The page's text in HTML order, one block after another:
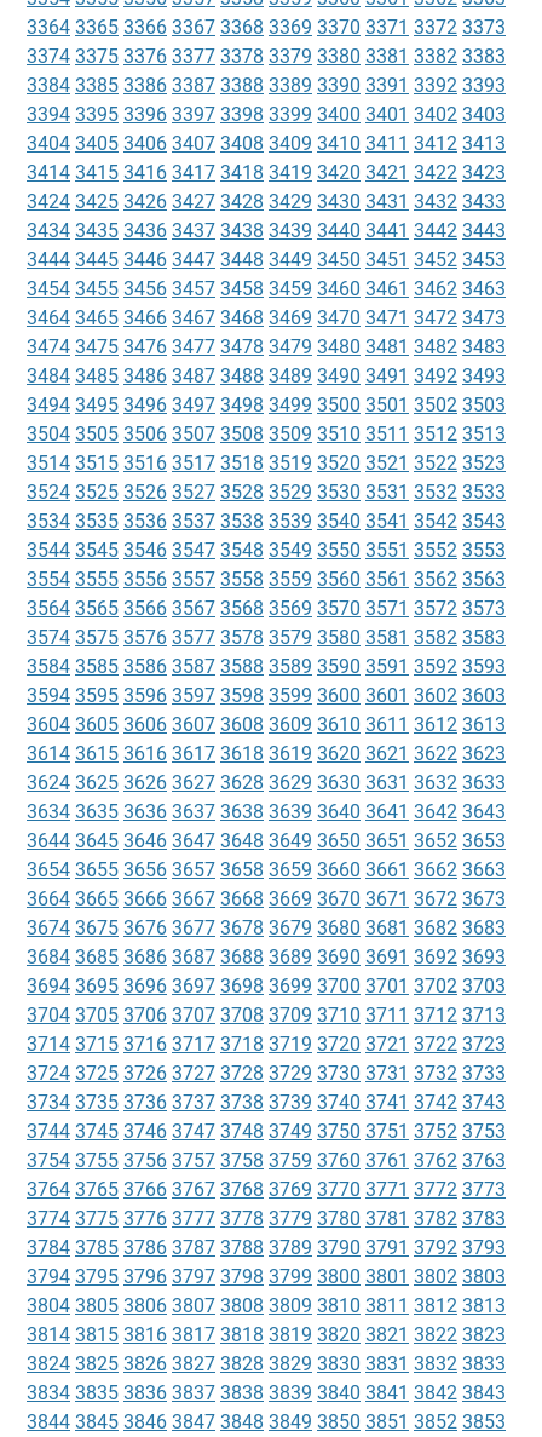
3364 3365 3366 3367 3368 3369 3370 3371 3372 3373
3374 3375 3376 3377 3378 3379 3380 3381 3382 3383
3384 3385 3386 3387 3388 3389 3390 3391 3392 3393
3394 3395 3396 3397 3398 3399 3400 3401 3402 3403
3404 3405 3406 3407 3408 3409 3410 3411 3412 3413
3414 3415 3416 3417 3418 3419 3420 3421 3422 3423
3424 3425 3426 3427 3428 3429 3430 3431 3432 3433
3434 3435 3436 3437 3438 3439 3440 3441 3442 3443
3444 3445 3446 3447 3448 3449 3450 3451 3452 3453
3454 3455 3456 3457 3458 3459 3460 3461 3462 3463
3464 3465 3466 3467 3468 3469 3470 3471 3472 3473
3474 3475 3476 3477 3478 3479 3480 3481 3482 3483
3484 3485 3486 3487 3488 3489 3490 3491 3492 3493
3494 3495 3496 3497 3498 3499 3500 3501 3502 3503
3504 3505 3506 3507 3508 3509 3510 3511 3512 3513
3514 3515 3516 3517 3518 3519 3520 3521 3522 3523
3524 3525 3526 3527 3528 3529 3530 3531 3532 3533
3534 3535 3536 3537 3538 3539 3540 3541 3542 3543
3544 3545 3546 3547 3548 3549 3550 3551 3552 3553
3554 3555 3556 3557 3558 3559 3560 3561 3562 3563
3564 3565 3566 3567 3568 3569 3570 3571 3572 3573
3574 3575 3576 3577 3578 3579 3580 3581 3582 3583
3584 3585 3586 3587 3588 3589 3590 3591 3592 3593
3594 3595 3596 3597 3598 3599 3600 3601 3602 3603
3604 3605 3606 3607 3608 3609 3610 3611 3612 3613
3614 3615 3616 3617 3618 3619 3620 3621 3622 3623
3624 3625 3626 3627 3628 3629 3630 3631 3632 3633
3634 3635 3636 3637 3638 3639 3640 3641 3642 3643
3644 3645 3646 3647 3648 3649 3650 3651 3652 3653
3654 3655 3656 3657 3658 3659 3660 3661 3662 3663
3664 3665 3666 3667 3668 3669 3670 3671 3672 3673
3674 3675 3676 3677 3678 3679 3680 3681 3682 3683
3684 3685 3686 3687 3688 3689 3690 3691 3692 3693
3694 3695 3696 3697 3698 3699 3700 3701 3702 3703
3704 3705 3706 3707 3708 3709 3710 3711 3712 3713
3714 3715 3716 3717 3718 3719 3720 3721 3722 3723
3724 3725 3726 3727 3728 3729 3730 3731 3732 3733
3734 3735 3736 3737 3738 3739 3740 3741 3742 3743
3744 3745 3746 3747 3748 3749 3750 3751 3752 3753
3754 3755 3756 3757 3758 3759 3760 3761 3762 3763
3764 3765 3766 3767 3768 3769 3770 3771 3772 3773
3774 3775 3776 3777 3778 3779 3780 3781 3782 3783
3784 3785 3786 3787 3788 3789 3790 3791 3792 3793
3794 3795 3796 3797 3798 3799 3800 3801 3802 3803
3804 3805 3806 3807 3808 3809 3810 3811 3812 3813
3814 3815 3816 3817 3818 3819 3820 3821 3822 3823
3824 3825 3826 3827 3828 3829 3830 3831 3832 3833
3834 3835 3836 3837 3838 3839 3840 3841 3842 3843
3844 3845 3846 3847 3848 3849 3850 3851 3852 3853